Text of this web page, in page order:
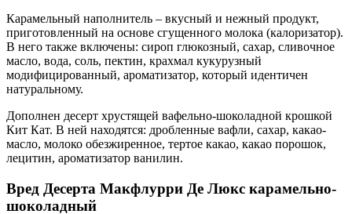
Карамельный наполнитель – вкусный и нежный продукт,
приготовленный на основе сгущенного молока (калоризатор).
В него также включены: сироп глюкозный, сахар, сливочное
масло, вода, соль, пектин, крахмал кукурузный
модифицированный, ароматизатор, который идентичен
натуральному.
Дополнен десерт хрустящей вафельно-шоколадной крошкой
Кит Кат. В ней находятся: дробленные вафли, сахар, какао-
масло, молоко обезжиренное, тертое какао, какао порошок,
лецитин, ароматизатор ванилин.
Вред Десерта Макфлурри Де Люкс карамельно-
шоколадный